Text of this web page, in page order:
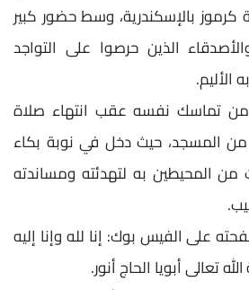
بالإسكندرية، وسط حضور كبير
الذين حرصوا على التواجد
تماسك نفسه عقب انتهاء صلاة
من المسجد، حيث دخل في نوبة بكاء
المحيطين به لتهدئته ومساندته
على الفيس بوك: إنا لله وإنا إليه
تعالى أبويا الحاج أنور.